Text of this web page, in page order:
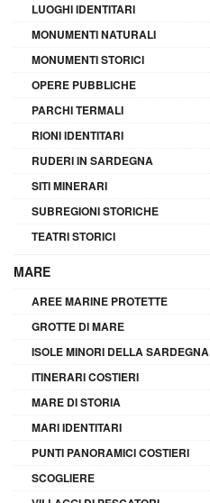
LUOGHI IDENTITARI
MONUMENTI NATURALI
MONUMENTI STORICI
OPERE PUBBLICHE
PARCHI TERMALI
RIONI IDENTITARI
RUDERI IN SARDEGNA
SITI MINERARI
SUBREGIONI STORICHE
TEATRI STORICI
MARE
AREE MARINE PROTETTE
GROTTE DI MARE
ISOLE MINORI DELLA SARDEGNA
ITINERARI COSTIERI
MARE DI STORIA
MARI IDENTITARI
PUNTI PANORAMICI COSTIERI
SCOGLIERE